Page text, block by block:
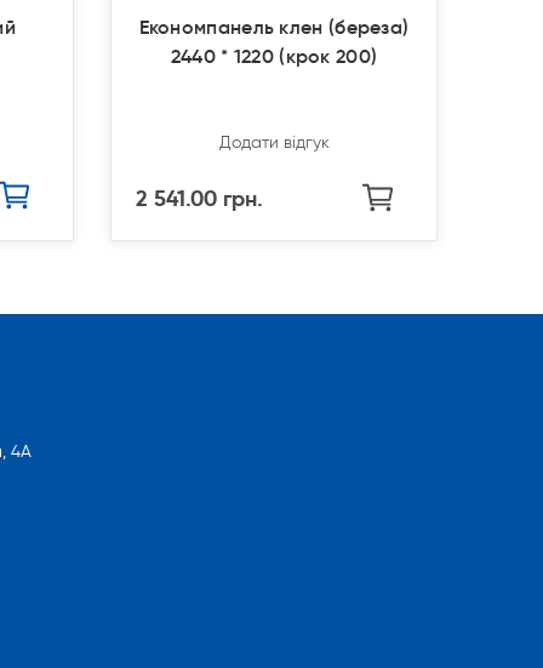
Економпанель клен (береза)
2440 * 1220 (крок 200)
Додати відгук
2 541.00 грн.
4А